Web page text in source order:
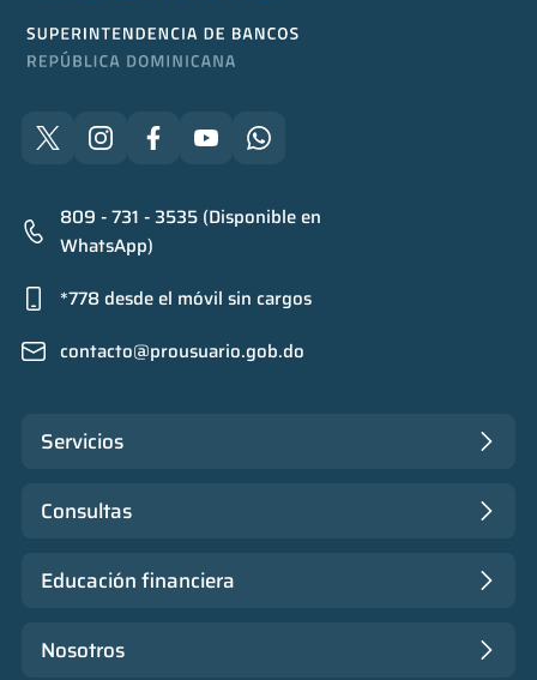
809 - 731 - 3535 (Disponible en
WhatsApp)
*778 desde el móvil sin cargos
contacto@prousuario.gob.do
Servicios
Consultas
Educación financiera
Nosotros